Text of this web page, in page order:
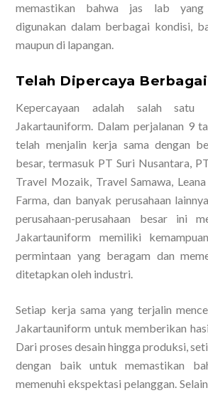
memastikan bahwa jas lab yang
digunakan dalam berbagai kondisi,
maupun di lapangan.
Telah Dipercaya
Kepercayaan adalah salah satu
Jakartauniform. Dalam perjalanan 9
telah menjalin kerja sama dengan
besar, termasuk PT Suri Nusantara,
Travel Mozaik, Travel Samawa,
Farma, dan banyak perusahaan
perusahaan-perusahaan besar ini
Jakartauniform memiliki
permintaan yang beragam dan
ditetapkan oleh industri.
Setiap kerja sama yang terjalin
Jakartauniform untuk memberikan
Dari proses desain hingga produksi,
dengan baik untuk memastikan
memenuhi ekspektasi pelanggan.